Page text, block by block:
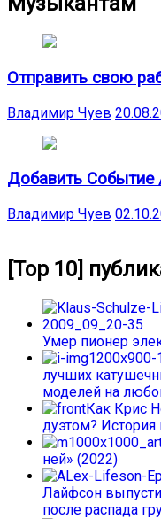
Отправить свою
Владимир Чуев
Добавить Событие
Владимир Чуев
[Top 10]
Умер пионер
лучших
моделей на
Как Крис
дуэтом? История
ней» (2022)
Лайфсон
после распада